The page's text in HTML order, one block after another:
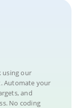
using our
Automate your
and
No coding